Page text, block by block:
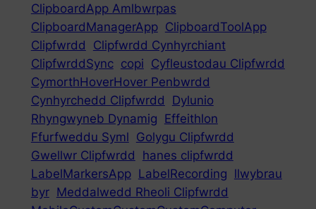
ClipboardApp Amlbwrpas
ClipboardManagerApp ClipboardToolApp
Clipfwrdd
Clipfwrdd Cynhyrchiant
ClipfwrddSync copi Cyfleustodau Clipfwrdd
CymorthHoverHover Penbwrdd
Cynhyrchedd Clipfwrdd
Dylunio
Rhyngwyneb Dynamig Effeithlon
Ffurfweddu Syml Golygu Clipfwrdd
Gwellwr Clipfwrdd
hanes clipfwrdd
LabelMarkersApp LabelRecording llwybrau
byr Meddalwedd Rheoli Clipfwrdd